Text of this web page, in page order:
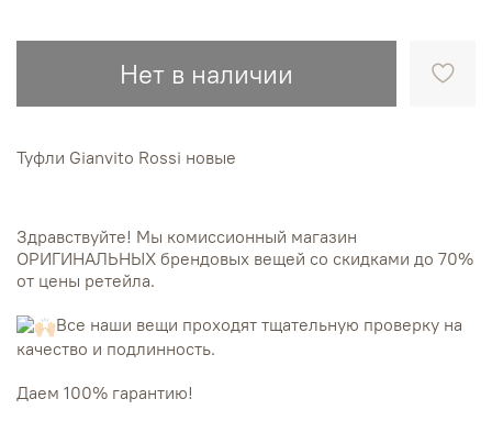
Нет в наличии
Туфли Gianvito Rossi новые
Здравствуйте! Мы комиссионный магазин
ОРИГИНАЛЬНЫХ брендовых вещей со скидками до 70%
от цены ретейла.
Все наши вещи проходят тщательную проверку на
качество и подлинность.
Даем 100% гарантию!